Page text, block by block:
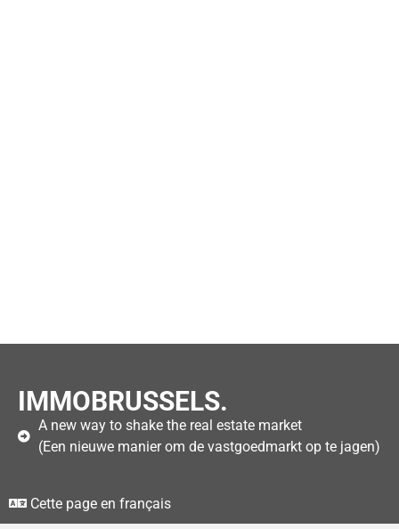
IMMOBRUSSELS.
A new way to shake the real estate market
(Een nieuwe manier om de vastgoedmarkt op te jagen)
Cette page en français